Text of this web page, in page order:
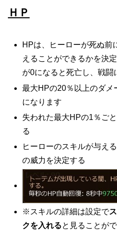
ＨＰ
HPは、ヒーローが死ぬ前
えることができるかを決
が0になると死亡し、戦闘
最大HPの20％以上のダメ
になります
失われた最大HPの1％ご
る
ヒーローのスキルが与え
の威力を決定する
※スキルの詳細は設定で
クを入れると見ることが